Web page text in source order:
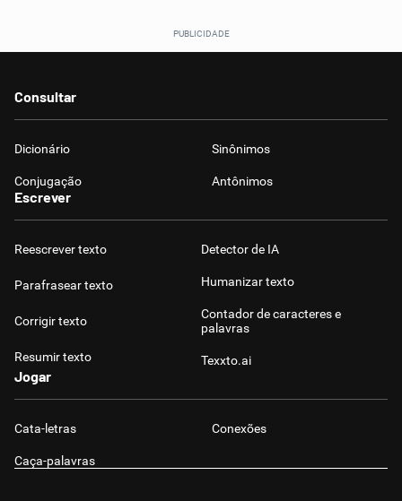
Consultar
Dicionário Sinônimos
Conjugação Antônimos
Escrever
Reescrever texto
Parafrasear texto
Corrigir texto
Resumir texto
Detector de IA
Humanizar texto
Contador de caracteres e
palavras
Texxto.ai
Jogar
Cata-letras Conexões
Caça-palavras